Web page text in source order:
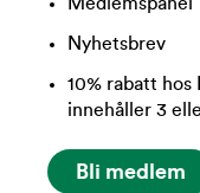
Nyhetsbrev
10% rabatt hos
innehåller 3
Bli medlem